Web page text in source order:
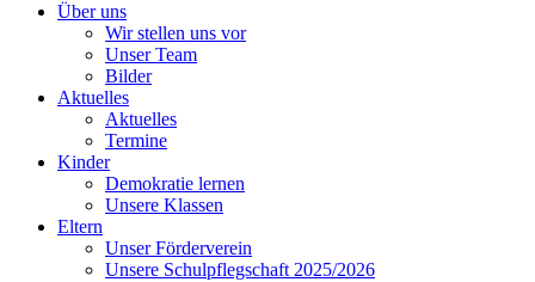
Über uns
Wir stellen uns vor
Unser Team
Bilder
Aktuelles
Aktuelles
Termine
Kinder
Demokratie lernen
Unsere Klassen
Eltern
Unser Förderverein
Unsere Schulpflegschaft 2025/2026